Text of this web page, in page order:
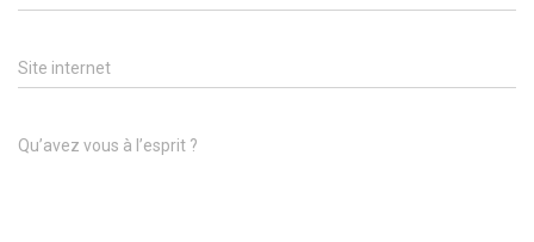
Site internet
Qu’avez vous à l’esprit ?